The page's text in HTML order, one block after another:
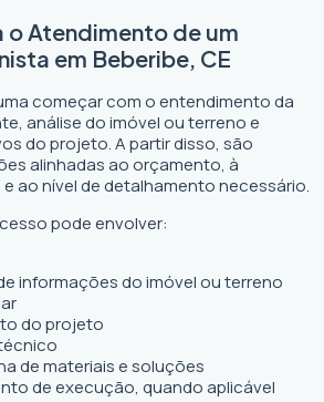
o Atendimento de um
em Beberibe, CE
começar com o entendimento da
análise do imóvel ou terreno e
do projeto. A partir disso, são
alinhadas ao orçamento, à
ao nível de detalhamento necessário.
pode envolver:
informações do imóvel ou terreno
do projeto
de materiais e soluções
de execução, quando aplicável